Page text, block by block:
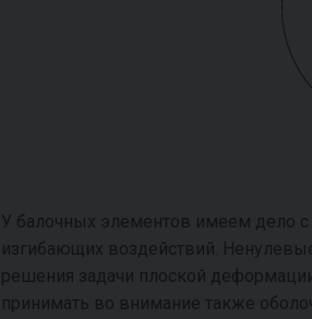
У балочных элементов имеем дело
изгибающих воздействий.
решения задачи плоской
принимать во внимание также